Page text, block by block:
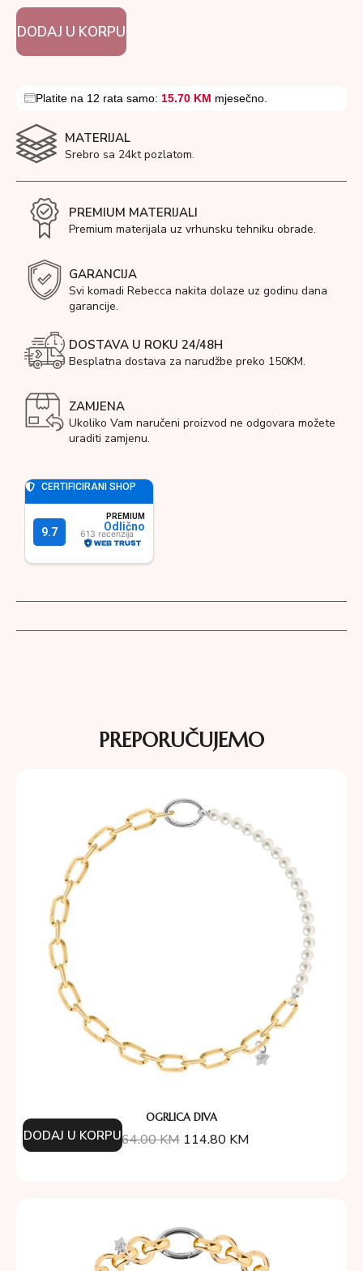
DODAJ U KORPU
Platite na 12 rata samo: 15.70 KM mjesečno.
MATERIJAL
Srebro sa 24kt pozlatom.
PREMIUM MATERIJALI
Premium materijala uz vrhunsku tehniku obrade.
GARANCIJA
Svi komadi Rebecca nakita dolaze uz godinu dana
garancije.
DOSTAVA U ROKU 24/48H
Besplatna dostava za narudžbe preko 150KM.
ZAMJENA
Ukoliko Vam naručeni proizvod ne odgovara možete
uraditi zamjenu.
PREPORUČUJEMO
OGRLICA DIVA
164.00KM 114.80 KM
DODAJ U KORPU